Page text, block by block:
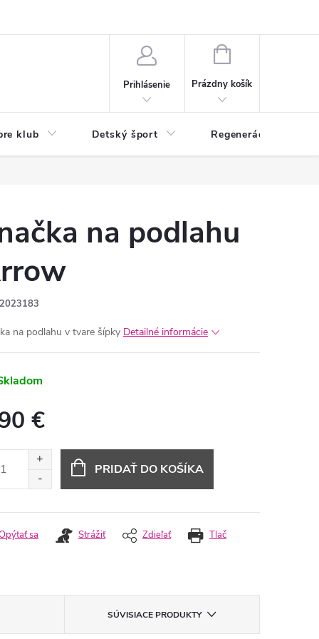
Prihlásenie
NÁKUPNÝ
Prázdny košík
klub Detský šport Regenerácia
na podlahu
2023183
na podlahu v tvare šípky Detailné informácie
€
PRIDAŤ DO KOŠÍKA
Tlač
sa Strážiť Zdieľať
SÚVISIACE PRODUKTY